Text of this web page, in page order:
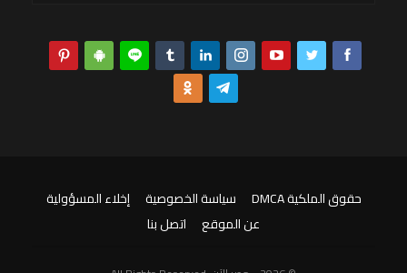
حقوق الملكية DMCA سياسة الخصوصية
إخلاء المسؤولية
عن الموقع
اتصل بنا